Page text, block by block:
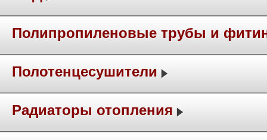
Полипропиленовые трубы и
Полотенцесушители
Радиаторы отопления